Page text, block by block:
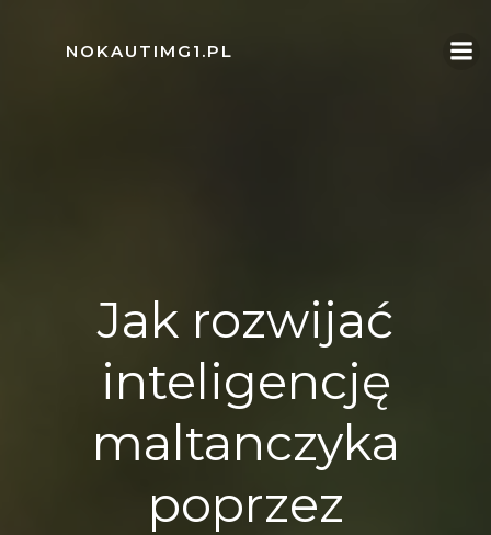
NOKAUTIMG1.PL
Jak rozwijać
inteligencję
maltanczyka
poprzez